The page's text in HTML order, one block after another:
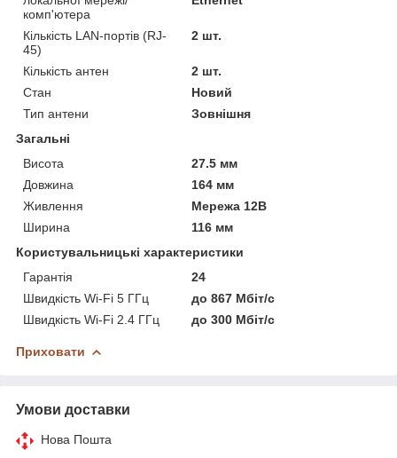
комп'ютера
Кількість LAN-портів (RJ-
45)
2 шт.
Кількість антен
2 шт.
Стан
Новий
Тип антени
Зовнішня
Загальні
Висота
27.5 мм
Довжина
164 мм
Живлення
Мережа 12В
Ширина
116 мм
Користувальницькі характеристики
Гарантія
24
Швидкість Wi-Fi 5 ГГц
до 867 Мбіт/с
Швидкість Wi-Fi 2.4 ГГц
до 300 Мбіт/с
Приховати
Умови доставки
Нова Пошта